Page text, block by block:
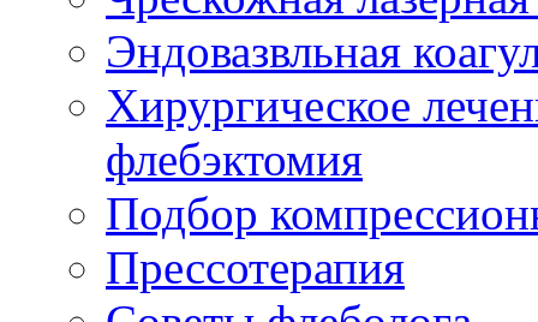
Эндовазвльная
Хирургическое
флебэктомия
Подбор
Прессотерапия